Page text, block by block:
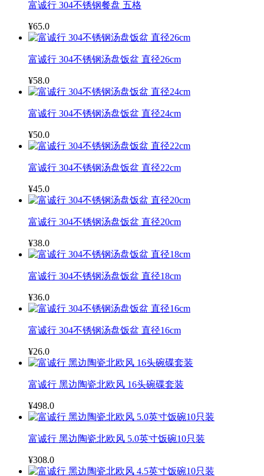
富诚行 304不锈钢餐盘 五格
¥65.0
富诚行 304不锈钢汤盘饭盆 直径26cm
¥58.0
富诚行 304不锈钢汤盘饭盆 直径24cm
¥50.0
富诚行 304不锈钢汤盘饭盆 直径22cm
¥45.0
富诚行 304不锈钢汤盘饭盆 直径20cm
¥38.0
富诚行 304不锈钢汤盘饭盆 直径18cm
¥36.0
富诚行 304不锈钢汤盘饭盆 直径16cm
¥26.0
富诚行 黑边陶瓷北欧风 16头碗碟套装
¥498.0
富诚行 黑边陶瓷北欧风 5.0英寸饭碗10只装
¥308.0